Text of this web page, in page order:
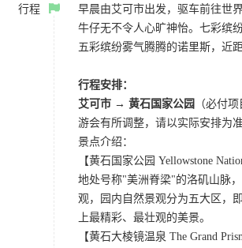
行程
早晨由艾可市出发，驱车前往世
牛仔无不令人心旷神怡。七彩缤
五彩缤纷雾气腾腾的诺里斯，近
行程安排：
艾可市 → 黄石国家公园
（必付
游会有所调整，请以实际安排为
景点介绍：
【黄石国家公园 Yellowstone
地处号称"美洲脊梁"的洛矶山脉
观，园内自然景观分为五大区，
上最精彩、最壮观的美景。
【黄石大棱镜温泉 The Grand